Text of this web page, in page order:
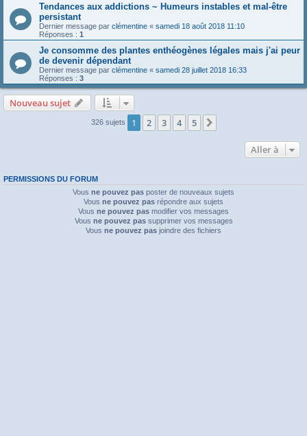
Tendances aux addictions ~ Humeurs instables et mal-être
persistant
Dernier message par clémentine « samedi 18 août 2018 11:10
Réponses : 1
Je consomme des plantes enthéogènes légales mais j'ai peur
de devenir dépendant
Dernier message par clémentine « samedi 28 juillet 2018 16:33
Réponses : 3
Nouveau sujet
326 sujets 1 2 3 4 5
Aller à
PERMISSIONS DU FORUM
Vous ne pouvez pas poster de nouveaux sujets
Vous ne pouvez pas répondre aux sujets
Vous ne pouvez pas modifier vos messages
Vous ne pouvez passupprimer vos messages
Vous ne pouvez pas joindre des fichiers